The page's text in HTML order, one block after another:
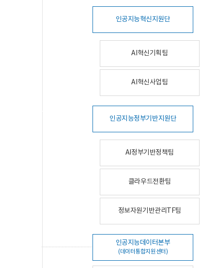
인공지능혁신지원단
AI혁신기획팀
AI혁신사업팀
인공지능정부기반지원단
AI정부기반정책팀
클라우드전환팀
정보자원기반관리TF팀
인공지능데이터본부
(데이터통합지원센터)